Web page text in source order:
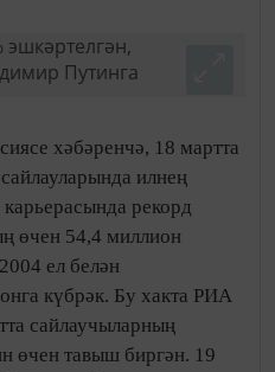
хәбәренчә, 18 мартта
илнең
рекорд
өчен 54,4 миллион
ел белән
күбрәк. Бу хакта РИА
сайлаучыларның
өчен тавыш биргән. 19